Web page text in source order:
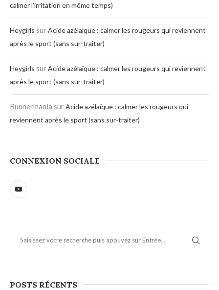
calmer l’irritation en même temps)
Heygirls surAcide azélaïque : calmer les rougeurs qui reviennent
après le sport (sans sur-traiter)
Heygirls surAcide azélaïque : calmer les rougeurs qui reviennent
après le sport (sans sur-traiter)
Runnermania surAcide azélaïque : calmer les rougeurs qui
reviennent après le sport (sans sur-traiter)
CONNEXION SOCIALE
POSTS RÉCENTS